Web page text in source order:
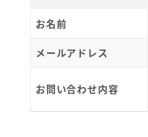
お名前
メールアドレス
お問い合わせ内容